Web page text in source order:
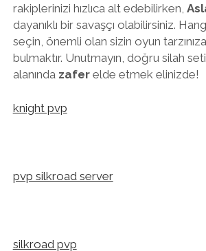
rakiplerinizi hızlıca alt edebilirken,
dayanıklı bir savaşçı olabilirsiniz.
seçin, önemli olan sizin oyun
bulmaktır. Unutmayın, doğru silah
alanında zaferelde etmek elinizde!
knight pvp
pvp silkroad server
silkroad pvp